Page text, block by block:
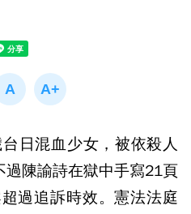
日混血少女，被依殺人
陳諭詩在獄中手寫21頁
過追訴時效。憲法法庭